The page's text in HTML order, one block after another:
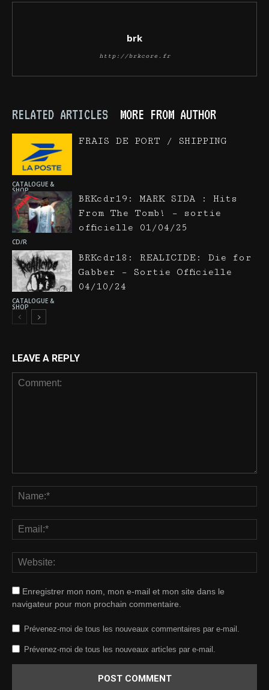
brk
http://brkcore.fr
RELATED ARTICLES MORE FROM AUTHOR
CATALOGUE &
SHOP
FRAIS DE PORT / SHIPPING
CD/R
BRKcdr19: MARK SIDA : Hits
From The Tomb! – sortie
officielle 01/04/25
CATALOGUE &
SHOP
BRKcdr18: REALICIDE: Die for
Gabber – Sortie Officielle
04/10/24
LEAVE A REPLY
Enregistrer mon nom, mon e-mail et mon site dans le
navigateur pour mon prochain commentaire.
Prévenez-moi de tous les nouveaux commentaires par e-mail.
Prévenez-moi de tous les nouveaux articles par e-mail.